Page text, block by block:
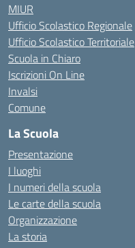
MIUR
Ufficio Scolastico Regionale
Ufficio Scolastico Territoriale
Scuola in Chiaro
Iscrizioni On Line
Invalsi
Comune
La Scuola
Presentazione
I luoghi
I numeri della scuola
Le carte della scuola
Organizzazione
La storia